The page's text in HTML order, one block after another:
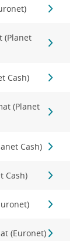
(Planet
Cash)
(Planet
Cash)
Cash)
(Euronet)